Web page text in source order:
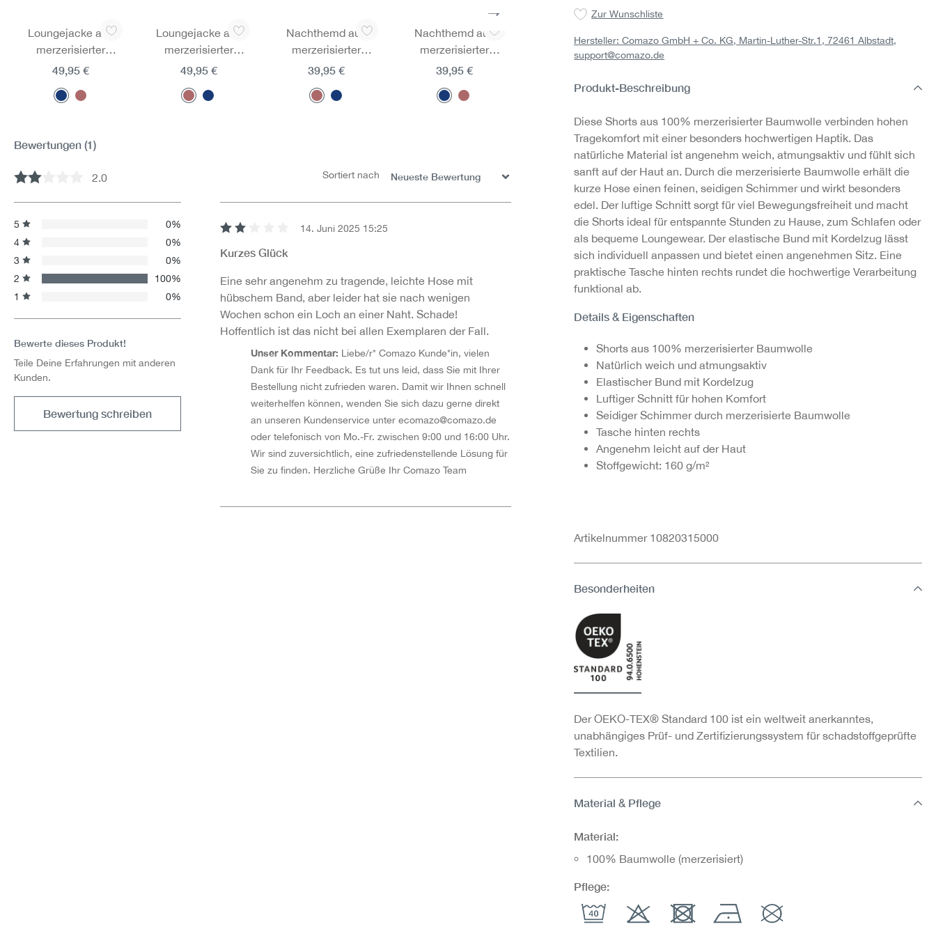
Zur Wunschliste
Hersteller: Comazo GmbH + Co. KG, Martin-Luther-Str.1, 72461 Albstadt,
support@comazo.de
Produkt-Beschreibung
Diese Shorts aus 100% merzerisierter Baumwolle verbinden hohen
Tragekomfort mit einer besonders hochwertigen Haptik. Das
natürliche Material ist angenehm weich, atmungsaktiv und fühlt sich
sanft auf der Haut an. Durch die merzerisierte Baumwolle erhält die
kurze Hose einen feinen, seidigen Schimmer und wirkt besonders
edel. Der luftige Schnitt sorgt für viel Bewegungsfreiheit und macht
die Shorts ideal für entspannte Stunden zu Hause, zum Schlafen oder
als bequeme Loungewear. Der elastische Bund mit Kordelzug lässt
sich individuell anpassen und bietet einen angenehmen Sitz. Eine
praktische Tasche hinten rechts rundet die hochwertige Verarbeitung
funktional ab.
Details & Eigenschaften
Shorts aus 100% merzerisierter Baumwolle
Natürlich weich und atmungsaktiv
Elastischer Bund mit Kordelzug
Luftiger Schnitt für hohen Komfort
Seidiger Schimmer durch merzerisierte Baumwolle
Tasche hinten rechts
Angenehm leicht auf der Haut
Stoffgewicht: 160 g/m²
Artikelnummer 10820315000
Besonderheiten
Der OEKO-TEX® Standard 100 ist ein weltweit anerkanntes,
unabhängiges Prüf- und Zertifizierungssystem für schadstoffgeprüfte
Textilien.
Material & Pflege
Material:
100% Baumwolle (merzerisiert)
Pflege:
Loungejacke aus
merzerisierter
Baumwolle
49,95 €
Loungejacke aus
merzerisierter
Baumwolle
49,95 €
Nachthemd aus
merzerisierter
Baumwolle
39,95 €
Nachthemd aus
merzerisierter
Baumwolle
39,95 €
merzerisierter
merzerisierter
merzerisierter
Bewertungen (1)
Durchschnittliche Bewertung von 2 von 5 Sternen
2.0 Sortiert nach
5
0%
4
0%
3
0%
2
100%
1
0%
Bewerte dieses Produkt!
Teile Deine Erfahrungen mit anderen
Kunden.
Bewertung schreiben
14. Juni 2025 15:25
Kurzes Glück
Eine sehr angenehm zu tragende, leichte Hose mit
hübschem Band, aber leider hat sie nach wenigen
Wochen schon ein Loch an einer Naht. Schade!
Hoffentlich ist das nicht bei allen Exemplaren der Fall.
Unser Kommentar: Liebe/r* Comazo Kunde*in, vielen
Dank für Ihr Feedback. Es tut uns leid, dass Sie mit Ihrer
Bestellung nicht zufrieden waren. Damit wir Ihnen schnell
weiterhelfen können, wenden Sie sich dazu gerne direkt
an unseren Kundenservice unter ecomazo@comazo.de
oder telefonisch von Mo.-Fr. zwischen 9:00 und 16:00 Uhr.
Wir sind zuversichtlich, eine zufriedenstellende Lösung für
Sie zu finden. Herzliche Grüße Ihr Comazo Team